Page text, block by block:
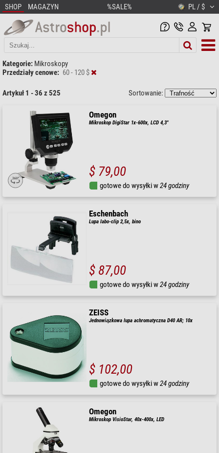
SHOP MAGAZYN %SALE% PL / $
Kategorie: Mikroskopy
Przedziały cenowe: 60 - 120 $
Artykuł 1 - 36 z 525 Sortowanie:
Omegon
Mikroskop DigiStar 1x-600x, LCD 4,3"
$ 79,00
gotowe do wysyłki w24 godziny
Eschenbach
Lupa labo-clip 2,5x, bino
$ 87,00
gotowe do wysyłki w24 godziny
ZEISS
Jednowiązkowa lupa achromatyczna D40 AR; 10x
$ 102,00
gotowe do wysyłki w24 godziny
Omegon
Mikroskop VisioStar, 40x-400x, LED